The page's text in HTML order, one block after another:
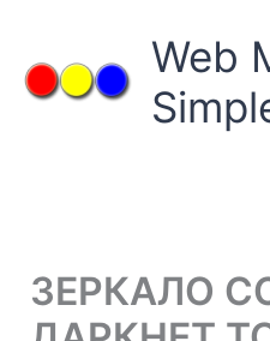
content
Web
ЗЕРКАЛО